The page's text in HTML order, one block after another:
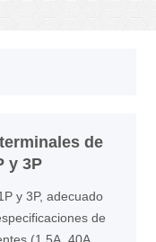
de
y 3P
y 3P, adecuado
de